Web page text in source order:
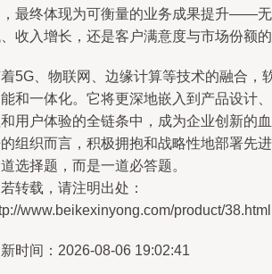
最终体现为可衡量的业务成果提升——
收入增长，还是客户满意度与市场份额的
5G、物联网、边缘计算等技术的融合，
和一体化。它将更深地嵌入到产品设计
用户体验的全链条中，成为企业创新的
组织而言，积极拥抱和战略性地部署先
选择题，而是一道必答题。
转载，请注明出处：
www.beikexinyong.com/product/38.html
时间：2026-08-06 19:02:41